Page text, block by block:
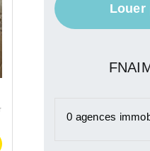
Louer
0 agences